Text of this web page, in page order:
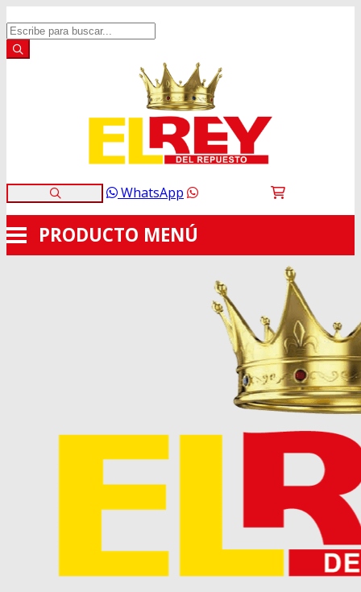
WhatsApp
PRODUCTO MENÚ